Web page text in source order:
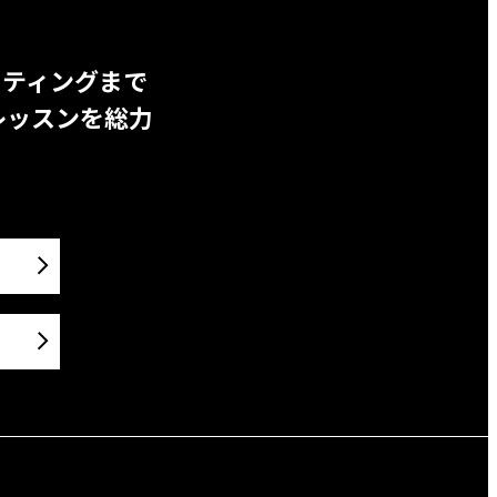
ィングまで
スンを総力